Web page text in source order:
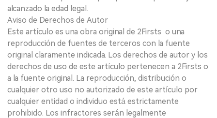
alcanzado la edad legal.
Aviso de Derechos de Autor
Este artículo es una obra original de 2Firsts o una
reproducción de fuentes de terceros con la fuente
original claramente indicada. Los derechos de autor y los
derechos de uso de este artículo pertenecen a 2Firsts o
a la fuente original. La reproducción, distribución o
cualquier otro uso no autorizado de este artículo por
cualquier entidad o individuo está estrictamente
prohibido. Los infractores serán legalmente